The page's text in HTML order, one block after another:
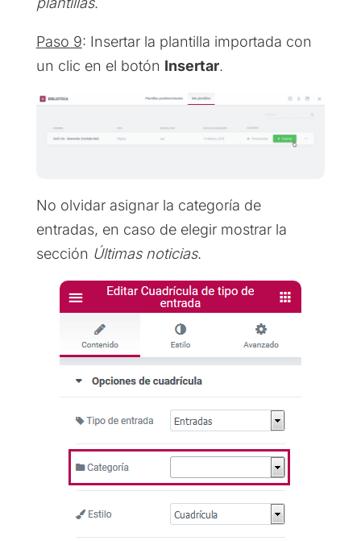
Paso 9: Insertar la plantilla importada con
un clic en el botón Insertar.
No olvidar asignar la categoría de
entradas, en caso de elegir mostrar la
sección Últimas noticias.